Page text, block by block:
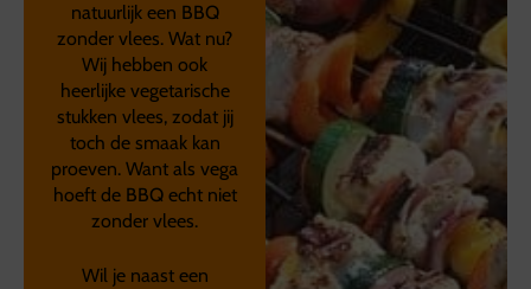
natuurlijk een BBQ
zonder vlees. Wat nu?
Wij hebben ook
heerlijke vegetarische
stukken vlees, zodat jij
toch de smaak kan
proeven. Want als vega
hoeft de BBQ echt niet
zonder vlees.
Wil je naast een